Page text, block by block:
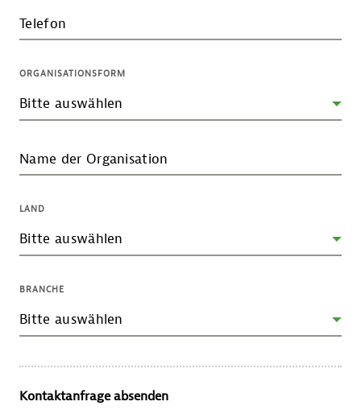
Telefon
ORGANISATIONSFORM
Name der Organisation
LAND
BRANCHE
Kontaktanfrage absenden